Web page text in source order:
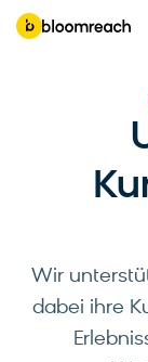
Wir
dabei ihre